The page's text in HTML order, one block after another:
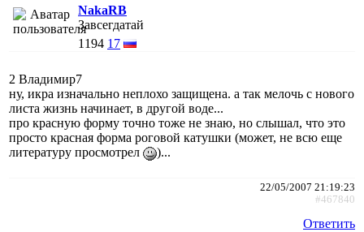
NakaRB
Завсегдатай
1194 17
2 Владимир7
ну, икра изначально неплохо защищена. а так мелочь с нового
листа жизнь начинает, в другой воде...
про красную форму точно тоже не знаю, но слышал, что это
просто красная форма роговой катушки (может, не всю еще
литературу просмотрел
)...
22/05/2007 21:19:23
#467840
Ответить